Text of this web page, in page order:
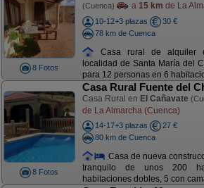
8 Fotos
(Cuenca) a 15 km de La
10-12+3 plazas
30 €
78 km de Cuenca
Casa rural de alquiler
localidad de Santa María del
para 12 personas en 6
8 Fotos
Casa Rural Fuente del
Casa Rural en El Cañavate
de La Almarcha (Cuenca)
14-17+3 plazas
27 €
80 km de Cuenca
Casa de nueva
tranquilo de unos 200
habitaciones dobles, 5 con